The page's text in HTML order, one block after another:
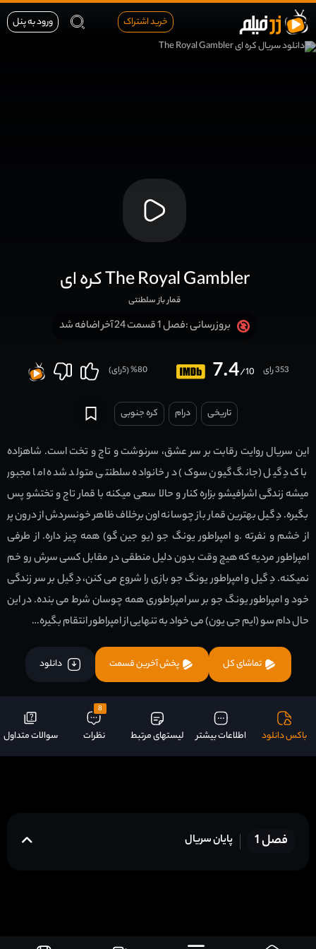
خرید اشتراک ورود به پنل
کره ای The Royal Gambler
قمار باز سلطنتی
بروزرسانی :فصل 1 قسمت 24 آخر اضافه شد
7.4/10 353 رای 80
% (
5رای)
تاریخی درام کره جنوبی
این سریال روایت رقابت بر سر عشق، سرنوشت و تاج و تخت است. شاهزاده
باک دِ گیل (جانگ گیون سوک) در خانواده سلطنتی متولد شده اما مجبور
میشه زندگی اشرافیشو بزاره کنار و حالا سعی میکنه با قمار تاج و تختشو پس
بگیره. دِ گیل بهترین قمار باز چوسانه اون برخلاف ظاهر خونسردش از درون پر
از خشم و نفرته .و امپراطور یونگ جو (یو جین گو) همه چیز داره. از طرفی
امپراطور مردیه که هیچ وقت بدون دلیل منطقی در مقابل کسی سرش رو خم
نمیکنه. دِ گیل و امپراطور یونگ جو بازی را شروع می کنن، دِ گیل بر سر زندگی
خود و امپراطور یونگ جو بر سر امپراطوری همه چوسان شرط می بنده. در این
حال دام سو (ایم جی یون) می خواد به تنهایی از امپراطور انتقام بگیره…
تماشای کل پخش آخرین قسمت دانلود
باکس دانلود اطلاعات بیشتر لیستهای مرتبط
8
نظرات سوالات متداول
فصل 1 پایان سریال